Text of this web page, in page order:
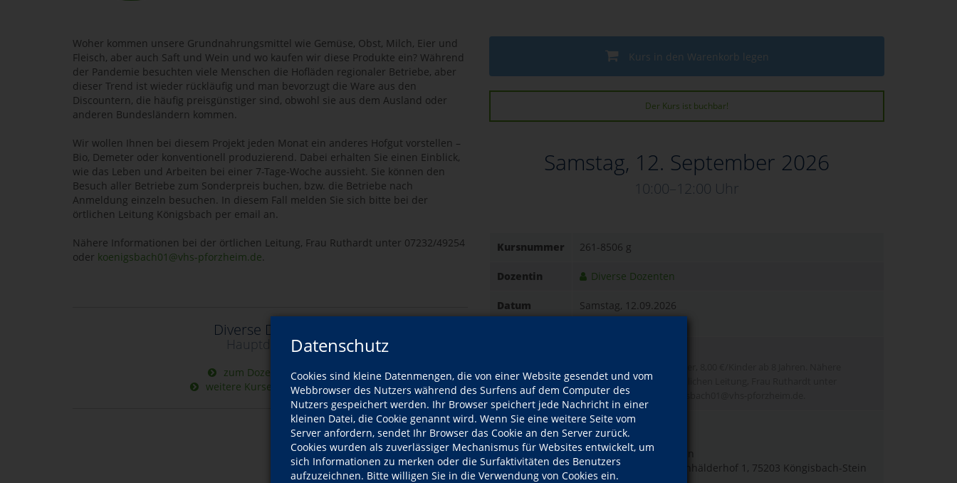
Datenschutz
Cookies sind kleine Datenmengen, die von einer Website gesendet und vom
Webbrowser des Nutzers während des Surfens auf dem Computer des
Nutzers gespeichert werden. Ihr Browser speichert jede Nachricht in einer
kleinen Datei, die Cookie genannt wird. Wenn Sie eine weitere Seite vom
Server anfordern, sendet Ihr Browser das Cookie an den Server zurück.
Cookies wurden als zuverlässiger Mechanismus für Websites entwickelt, um
sich Informationen zu merken oder die Surfaktivitäten des Benutzers
aufzuzeichnen. Bitte willigen Sie in die Verwendung von Cookies ein.
Kurs in den Warenkorb legen
Der Kurs ist buchbar!
Samstag, 12. September 2026
10:00–12:00 Uhr
Kursnummer 261-8506 g
Dozentin Diverse Dozenten
Datum Samstag, 12.09.2026
Informationen bei der örtlichen Leitung, Frau Ruthardt unter
07232/49254 oder koenigsbach01@vhs-pforzheim.de.
Ort
Hofgut Ehrismann
Eichhälderhof 1
75203 Königsbach-Stein
Hofgut Ehrismann, Eichhälderhof 1, 75203 Köngisbach-Stein
Woher kommen unsere Grundnahrungsmittel wie Gemüse, Obst, Milch, Eier und
Fleisch, aber auch Saft und Wein und wo kaufen wir diese Produkte ein? Während
der Pandemie besuchten viele Menschen die Hofläden regionaler Betriebe, aber
dieser Trend ist wieder rückläufig und man bevorzugt die Ware aus den
Discountern, die häufig preisgünstiger sind, obwohl sie aus dem Ausland oder
anderen Bundesländern kommen.
Wir wollen Ihnen bei diesem Projekt jeden Monat ein anderes Hofgut vorstellen –
Bio, Demeter oder konventionell produzierend. Dabei erhalten Sie einen Einblick,
wie das Leben und Arbeiten bei einer 7-Tage-Woche aussieht. Sie können den
Besuch aller Betriebe zum Sonderpreis buchen, bzw. die Betriebe nach
Anmeldung einzeln besuchen. In diesem Fall melden Sie sich bitte bei der
örtlichen Leitung Königsbach per email an.
Nähere Informationen bei der örtlichen Leitung, Frau Ruthardt unter 07232/49254
oder koenigsbach01@vhs-pforzheim.de.
Diverse Dozenten
Hauptdozentin
zum Dozentinnenprofil
weitere Kurse dieser Dozentin